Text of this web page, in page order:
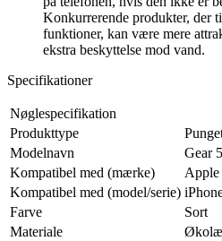
Konkurrerende produkter, der
funktioner, kan være mere
ekstra beskyttelse mod vand.
Specifikationer
Nøglespecifikation
Produkttype
Modelnavn
Gear
Kompatibel med (mærke)
Apple
Kompatibel med (model/serie)
Farve
Sort
Materiale